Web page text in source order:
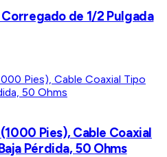
de 1/2 Pulgada
Pies), Cable Coaxial
Pérdida, 50 Ohms